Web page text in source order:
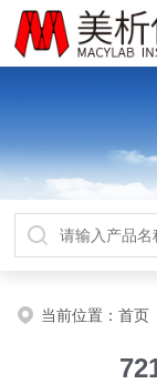
当前位置：首页